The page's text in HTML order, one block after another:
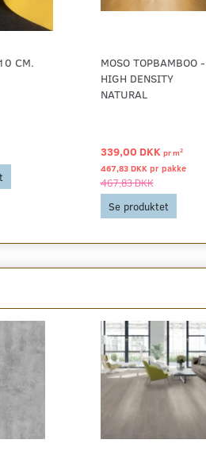
CM.
MOSO TOPBAMBOO -
HIGH DENSITY
NATURAL
339,00 DKK prm2
467,83 DKK pr pakke
467,83 DKK
Se produktet